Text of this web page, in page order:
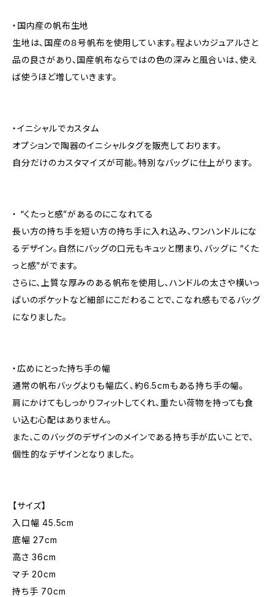
・国内産の帆布生地
生地は、国産の８号帆布を使用しています。程よいカジュアルさと
品の良さがあり、国産帆布ならではの色の深みと風合いは、使え
ば使うほど増していきます。
・イニシャルでカスタム
オプションで陶器のイニシャルタグを販売しております。
自分だけのカスタマイズが可能。特別なバッグに仕上がります。
・ “くたっと感”があるのにこなれてる
長い方の持ち手を短い方の持ち手に入れ込み、ワンハンドルにな
るデザイン。自然にバッグの口元もキュッと閉まり、バッグに “くた
っと感”がでます。
さらに、上質な厚みのある帆布を使用し、ハンドルの太さや横いっ
ぱいのポケットなど細部にこだわることで、こなれ感もでるバッグ
になりました。
・広めにとった持ち手の幅
通常の帆布バッグよりも幅広く、約6.5cmもある持ち手の幅。
肩にかけてもしっかりフィットしてくれ、重たい荷物を持っても食
い込む心配はありません。
また、このバッグのデザインのメインである持ち手が広いことで、
個性的なデザインとなりました。
【サイズ】
入口幅 45.5cm
底幅 27cm
高さ 36cm
マチ 20cm
持ち手 70cm